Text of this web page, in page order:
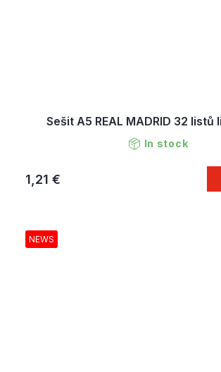
Sešit A5 REAL MADRID 32 listů
In stock
1,21 €
NEWS